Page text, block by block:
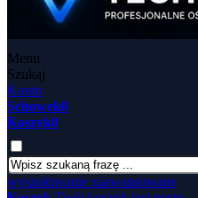
Menu
Szukaj
Konto
Schowek0
Koszyk0
wyszukiwanie zaawansowane